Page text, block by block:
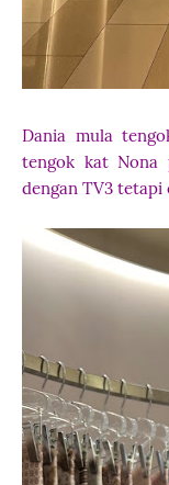
Dania mula
tengok kat Nona
dengan TV3